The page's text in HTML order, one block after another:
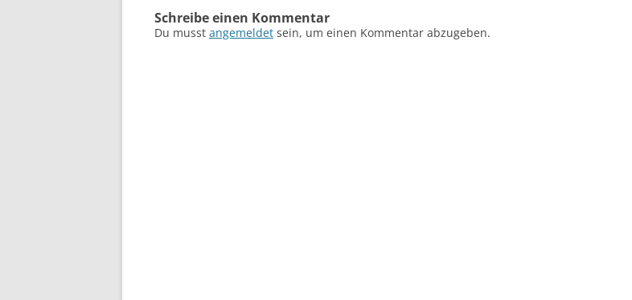
Schreibe einen Kommentar
Du musst angemeldet sein, um einen Kommentar abzugeben.